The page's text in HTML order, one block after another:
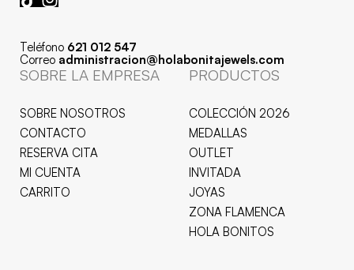
Teléfono 621 012 547
Correo administracion@holabonitajewels.com
SOBRE LA EMPRESA
SOBRE NOSOTROS
CONTACTO
RESERVA CITA
MI CUENTA
CARRITO
PRODUCTOS
COLECCIÓN 2026
MEDALLAS
OUTLET
INVITADA
JOYAS
ZONA FLAMENCA
HOLA BONITOS